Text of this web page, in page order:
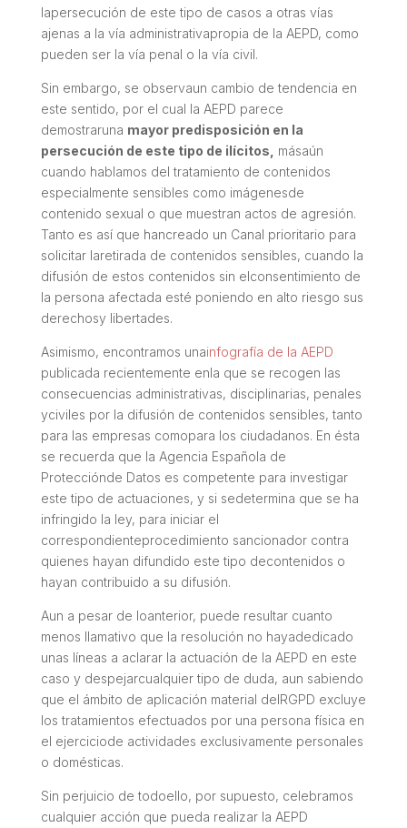
lapersecución de este tipo de casos a otras vías
ajenas a la vía administrativapropia de la AEPD, como
pueden ser la vía penal o la vía civil.
Sin embargo, se observaun cambio de tendencia en
este sentido, por el cual la AEPD parece
demostraruna mayor predisposición en la
persecución de este tipo de ilícitos,
másaún
cuando hablamos del tratamiento de contenidos
especialmente sensibles como imágenesde
contenido sexual o que muestran actos de agresión.
Tanto es así que hancreado un Canal prioritario para
solicitar laretirada de contenidos sensibles, cuando la
difusión de estos contenidos sin elconsentimiento de
la persona afectada esté poniendo en alto riesgo sus
derechosy libertades.
Asimismo, encontramos unainfografía de la AEPD
publicada recientemente enla que se recogen las
consecuencias administrativas, disciplinarias, penales
yciviles por la difusión de contenidos sensibles, tanto
para las empresas comopara los ciudadanos. En ésta
se recuerda que la Agencia Española de
Protecciónde Datos es competente para investigar
este tipo de actuaciones, y si sedetermina que se ha
infringido la ley, para iniciar el
correspondienteprocedimiento sancionador contra
quienes hayan difundido este tipo decontenidos o
hayan contribuido a su difusión.
Aun a pesar de loanterior, puede resultar cuanto
menos llamativo que la resolución no hayadedicado
unas líneas a aclarar la actuación de la AEPD en este
caso y despejarcualquier tipo de duda, aun sabiendo
que el ámbito de aplicación material delRGPD excluye
los tratamientos efectuados por una persona física en
el ejerciciode actividades exclusivamente personales
o domésticas.
Sin perjuicio de todoello, por supuesto, celebramos
cualquier acción que pueda realizar la AEPD